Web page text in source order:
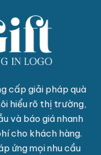
cấp giải pháp quà
hiểu rõ thị trường,
và báo giá nhanh
cho khách hàng.
ứng mọi nhu cầu